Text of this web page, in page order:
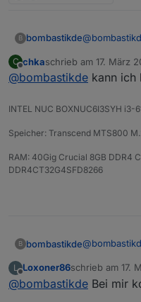
B bombastikde@
kommen
https://
withoutflow/
C
Offline
chkaschrieb am 17. März
zuletzt editiert von
@bombastikde kann ich
INTEL NUC BOXNUC6I3SYH i3-
Speicher: Transcend MTS800
RAM: 40Gig Crucial 8GB DDR4
DDR4CT32G4SFD8266
B bombastikde@
kommen
https://
withoutflow/
L
Offline
Loxoner86schrieb am 17.
zuletzt editiert
@bombastikde Bei mir